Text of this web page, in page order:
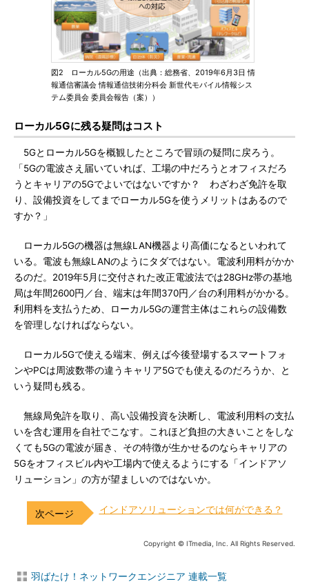
図2 ローカル5Gの用途（出典：総務省、2019年6月3日 情
報通信審議会 情報通信技術分科会 新世代モバイル情報シス
テム委員会 委員会報告（案））
ローカル5Gに残る疑問はコスト
5Gとローカル5Gを概観したところで冒頭の疑問に戻ろう。
「5Gの電波さえ届いていれば、工場の中だろうとオフィスだろ
うとキャリアの5Gでよいではないですか？ わざわざ免許を取
り、設備投資をしてまでローカル5Gを使うメリットはあるので
すか？」
ローカル5Gの機器は無線LAN機器より高価になるといわれて
いる。電波も無線LANのようにタダではない。電波利用料がかか
るのだ。2019年5月に交付された改正電波法では28GHz帯の基地
局は年間2600円／台、端末は年間370円／台の利用料がかかる。
利用料を支払うため、ローカル5Gの運営主体はこれらの設備数
を管理しなければならない。
ローカル5Gで使える端末、例えば今後登場するスマートフォ
ンやPCは周波数帯の違うキャリア5Gでも使えるのだろうか、と
いう疑問も残る。
無線局免許を取り、高い設備投資を決断し、電波利用料の支払
いを含む運用を自社でこなす。これほど負担の大きいことをしな
くても5Gの電波が届き、その特徴が生かせるのならキャリアの
5Gをオフィスビル内や工場内で使えるようにする「インドアソ
リューション」の方が望ましいのではないか。
インドアソリューションでは何ができる？
Copyright © ITmedia, Inc. All Rights Reserved.
羽ばたけ！ネットワークエンジニア 連載一覧